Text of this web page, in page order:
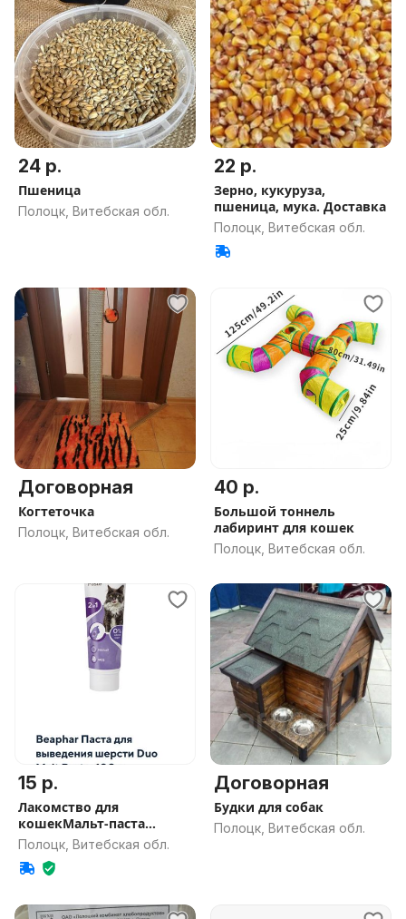
24 р.
Пшеница
Полоцк, Витебская обл.
22 р.
Зерно, кукуруза,
пшеница, мука. Доставка
Полоцк, Витебская обл.
Договорная
Когтеточка
Полоцк, Витебская обл.
40 р.
Большой тоннель
лабиринт для кошек
Полоцк, Витебская обл.
15 р.
Лакомство для
кошекМальт-паста
Beaphar(Нидерланды)
Полоцк, Витебская обл.
Договорная
Будки для собак
Полоцк, Витебская обл.